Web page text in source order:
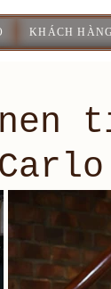
KHÁCH HÀNG